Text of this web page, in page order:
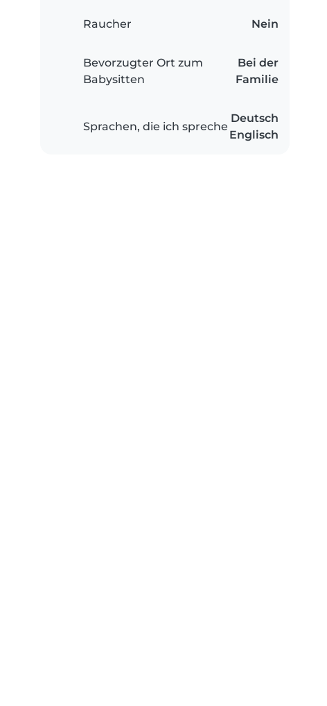
Raucher Nein
Bevorzugter Ort zum
Babysitten
Bei der
Familie
Sprachen, die ich spreche
Deutsch
Englisch